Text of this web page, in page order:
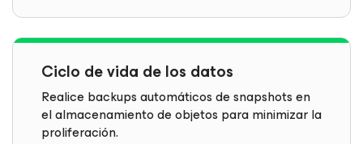
Ciclo de vida de los datos
Realice backups automáticos de snapshots en
el almacenamiento de objetos para minimizar la
proliferación.